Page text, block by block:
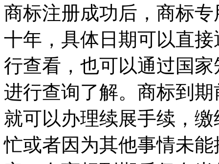
商标注册成功后，商标
十年，具体日期可以直
行查看，也可以通过国
进行查询了解。商标到
就可以办理续展手续，
忙或者因为其他事情未